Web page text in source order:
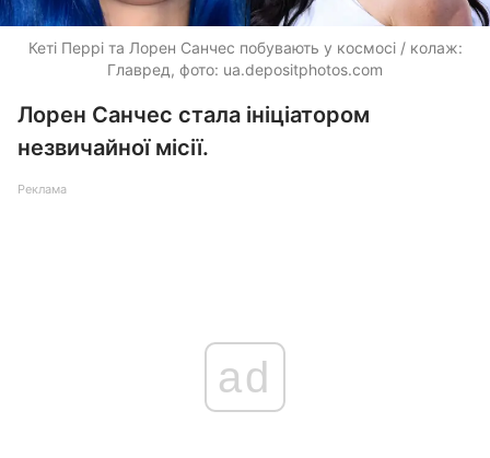
Кеті Перрі та Лорен Санчес побувають у космосі / колаж:
Главред, фото: ua.depositphotos.com
Лорен Санчес стала ініціатором
незвичайної місії.
Реклама
ad